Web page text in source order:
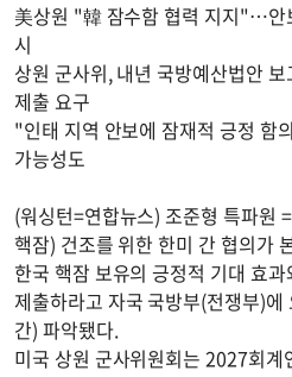
美상원 "韓 잠수함 협력 지지"…안
시
상원 군사위, 내년 국방예산법안
제출 요구
"인태 지역 안보에 잠재적 긍정
가능성도
(워싱턴=연합뉴스) 조준형 특파원
핵잠) 건조를 위한 한미 간 협의가
한국 핵잠 보유의 긍정적 기대 효
제출하라고 자국 국방부(전쟁부)
간) 파악됐다.
미국 상원 군사위원회는 2027회